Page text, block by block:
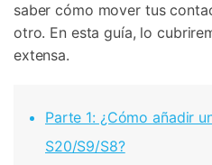
saber cómo mover tus
otro. En esta guía, lo
extensa.
Parte 1: ¿Cómo añadir
S20/S9/S8?